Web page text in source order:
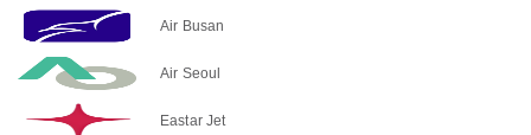
Air Busan
Air Seoul
Eastar Jet